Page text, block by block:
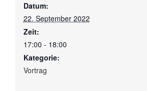
Datum:
22. September 2022
Zeit:
17:00 - 18:00
Kategorie:
Vortrag